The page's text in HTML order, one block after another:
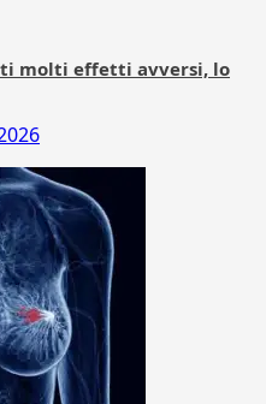
molti effetti avversi, lo